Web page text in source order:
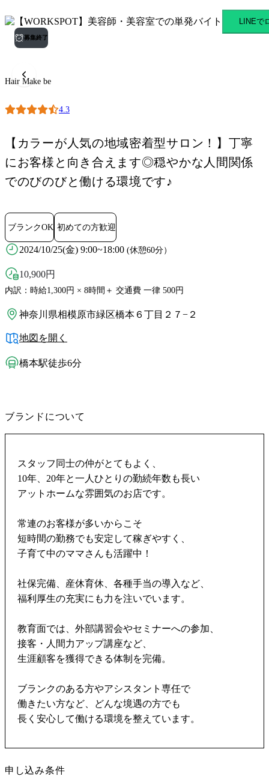
Hair Make be 橋本駅のスキマ
LINEで
募集終了
Hair Make be
4.3
【カラーが人気の地域密着型サロン！】丁寧
にお客様と向き合えます◎穏やかな人間関係
でのびのびと働ける環境です♪
ブランクOK 初めての方歓迎
2024/10/25(金) 9:00~18:00 (休憩60分）
10,900円
内訳：時給1,300円 × 8時間＋ 交通費 一律 500円
神奈川県相模原市緑区橋本６丁目２７−２
地図を開く
橋本駅徒歩6分
ブランドについて
スタッフ同士の仲がとてもよく、
10年、20年と一人ひとりの勤続年数も長い
アットホームな雰囲気のお店です。
常連のお客様が多いからこそ
短時間の勤務でも安定して稼ぎやすく、
子育て中のママさんも活躍中！
社保完備、産休育休、各種手当の導入など、
福利厚生の充実にも力を注いでいます。
教育面では、外部講習会やセミナーへの参加、
接客・人間力アップ講座など、
生涯顧客を獲得できる体制を完備。
ブランクのある方やアシスタント専任で
働きたい方など、どんな境遇の方でも
長く安心して働ける環境を整えています。
申し込み条件